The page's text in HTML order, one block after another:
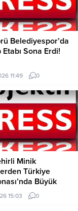
Belediyespor’da
Sona Erdi!
11:49 0
Minik
Türkiye
Büyük
15:03 0